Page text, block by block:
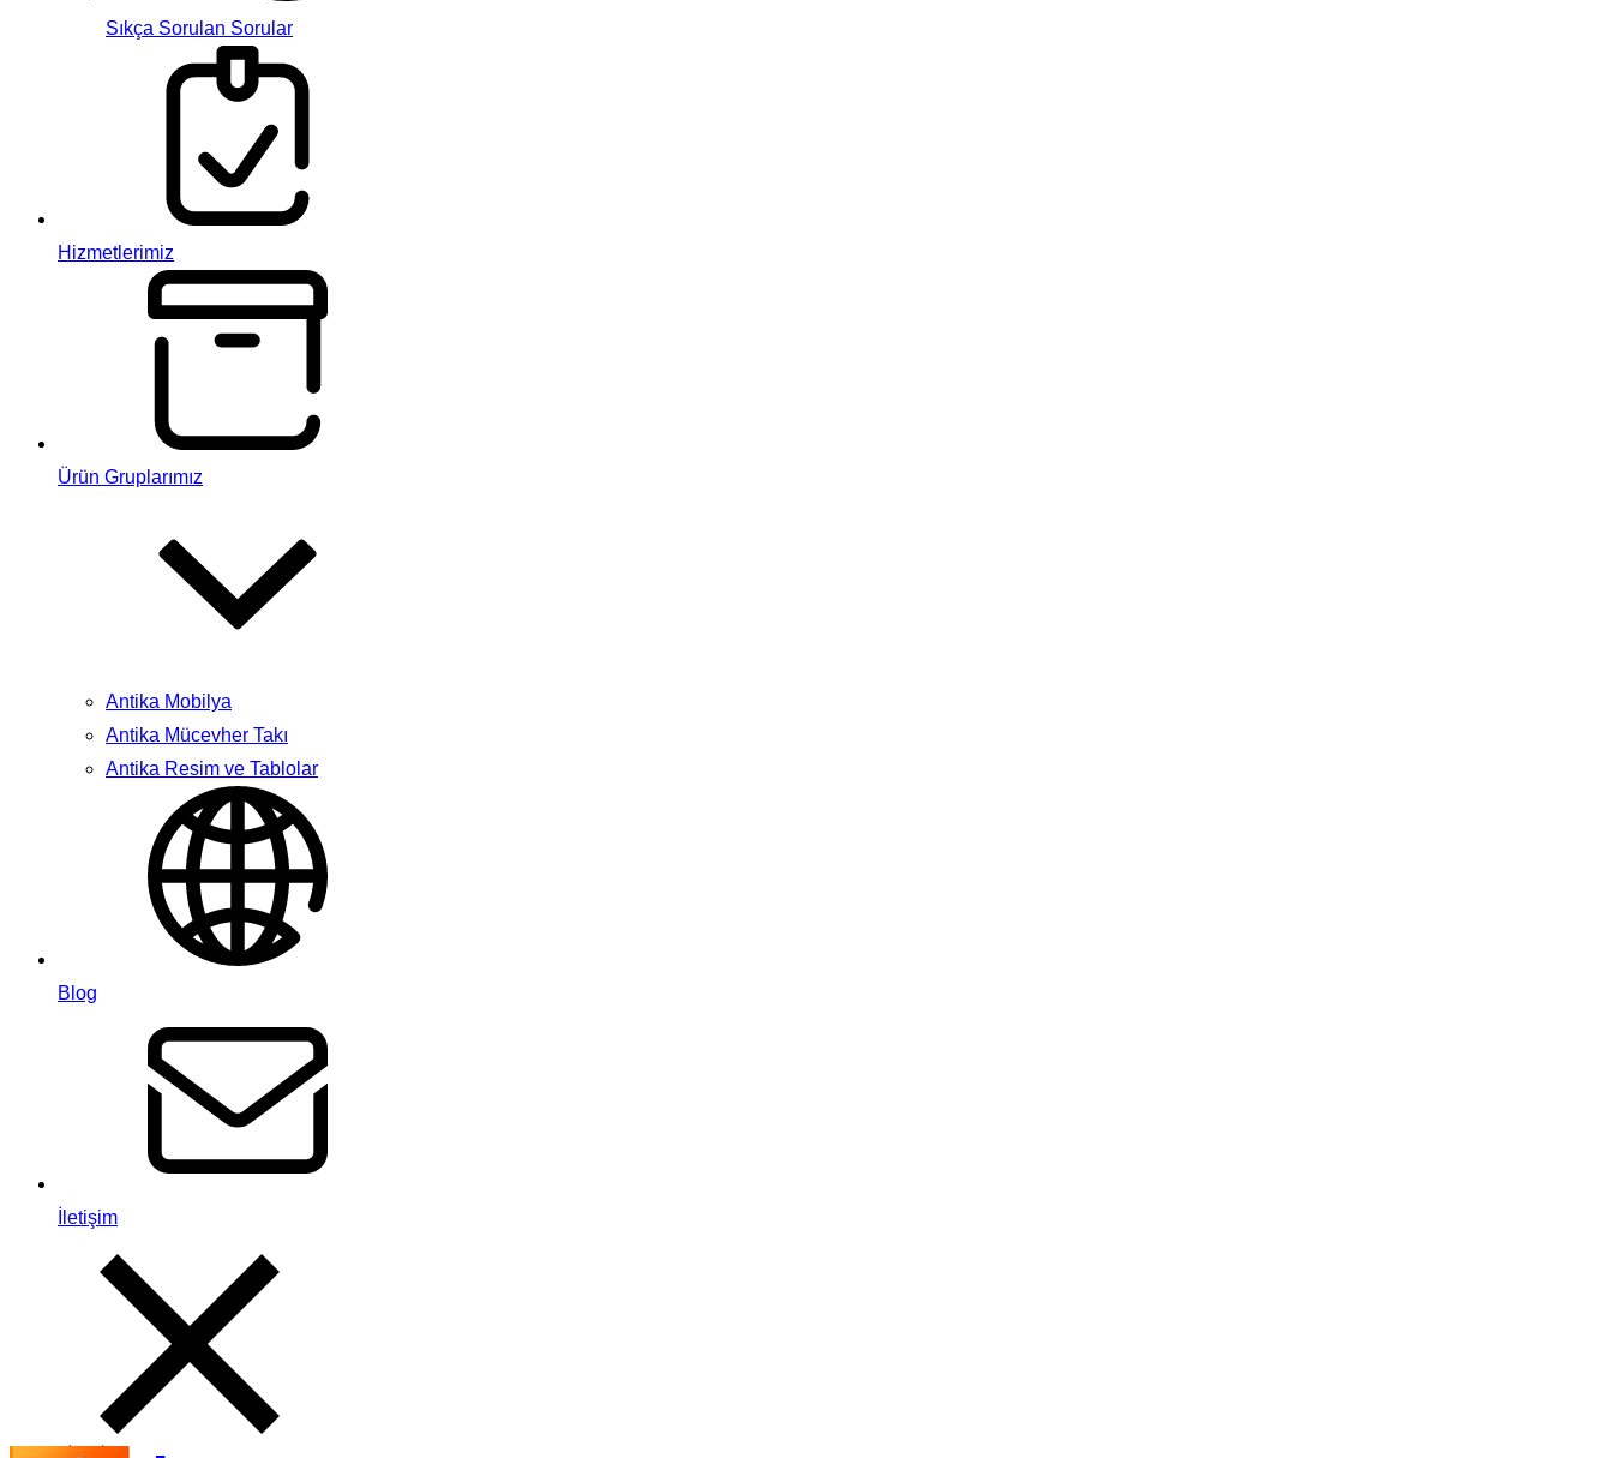
Sıkça Sorulan Sorular
Hizmetlerimiz
Ürün Gruplarımız
Antika Mobilya
Antika Mücevher Takı
Antika Resim ve Tablolar
Blog
İletişim